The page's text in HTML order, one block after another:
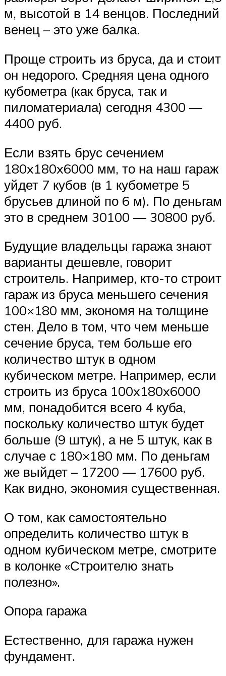
м, высотой в 14 венцов. Последний
венец – это уже балка.
Проще строить из бруса, да и стоит
он недорого. Средняя цена одного
кубометра (как бруса, так и
пиломатериала) сегодня 4300 —
4400 руб.
Если взять брус сечением
180x180x6000 мм, то на наш гараж
уйдет 7 кубов (в 1 кубометре 5
брусьев длиной по 6 м). По деньгам
это в среднем 30100 — 30800 руб.
Будущие владельцы гаража знают
варианты дешевле, говорит
строитель. Например, кто-то строит
гараж из бруса меньшего сечения
100×180 мм, экономя на толщине
стен. Дело в том, что чем меньше
сечение бруса, тем больше его
количество штук в одном
кубическом метре. Например, если
строить из бруса 100x180x6000
мм, понадобится всего 4 куба,
поскольку количество штук будет
больше (9 штук), а не 5 штук, как в
случае с 180×180 мм. По деньгам
же выйдет – 17200 — 17600 руб.
Как видно, экономия существенная.
О том, как самостоятельно
определить количество штук в
одном кубическом метре, смотрите
в колонке «Строителю знать
полезно».
Опора гаража
Естественно, для гаража нужен
фундамент.